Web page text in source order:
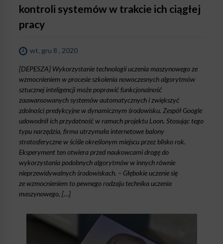
kontroli systemów w trakcie ich ciągłej
pracy
wt. gru 8 , 2020
[DEPESZA] Wykorzystanie technologii uczenia maszynowego ze
wzmocnieniem w procesie szkolenia nowoczesnych algorytmów
sztucznej inteligencji może poprawić funkcjonalność
zaawansowanych systemów automatycznych i zwiększyć
zdolności predykcyjne w dynamicznym środowisku. Zespół Google
udowodnił ich przydatność w ramach projektu Loon. Stosując tego
typu narzędzia, firma utrzymała internetowe balony
stratosferyczne w ściśle określonym miejscu przez blisko rok.
Eksperyment ten otwiera przed naukowcami drogę do
wykorzystania podobnych algorytmów w innych równie
nieprzewidywalnych środowiskach. – Głębokie uczenie się
ze wzmocnieniem to pewnego rodzaju technika uczenia
maszynowego, […]